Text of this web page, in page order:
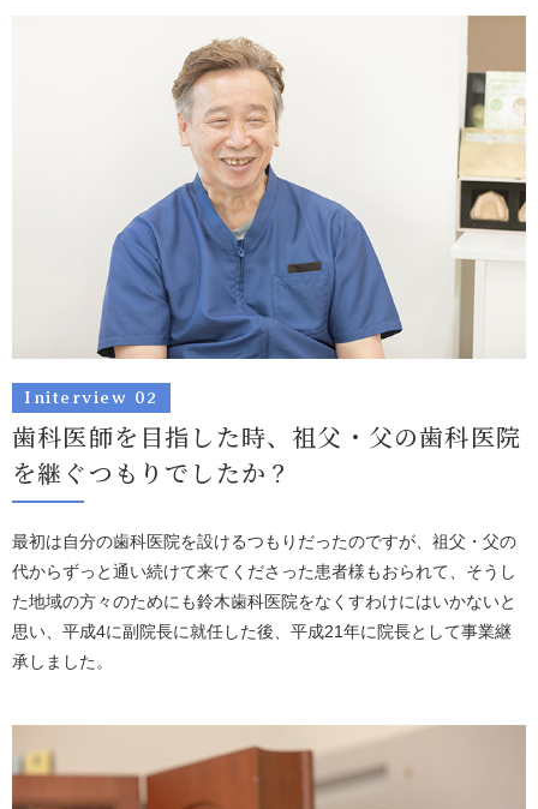
Initerview 02
歯科医師を目指した時、祖父・父の歯科医院
を継ぐつもりでしたか？
最初は自分の歯科医院を設けるつもりだったのですが、祖父・父の
代からずっと通い続けて来てくださった患者様もおられて、そうし
た地域の方々のためにも鈴木歯科医院をなくすわけにはいかないと
思い、平成4に副院長に就任した後、平成21年に院長として事業継
承しました。